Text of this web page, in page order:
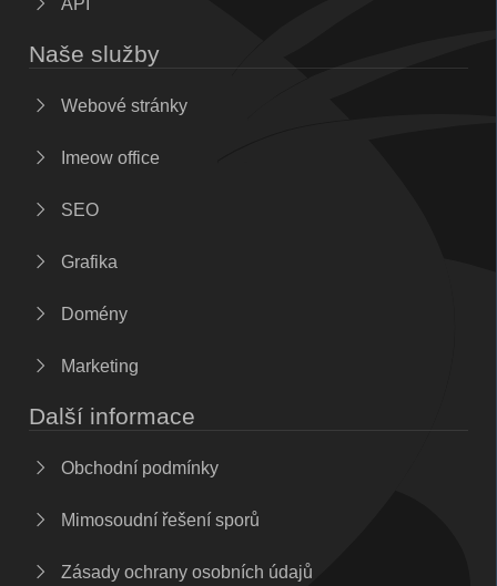
API
Naše služby
Webové stránky
Imeow office
SEO
Grafika
Domény
Marketing
Další informace
Obchodní podmínky
Mimosoudní řešení sporů
Zásady ochrany osobních údajů